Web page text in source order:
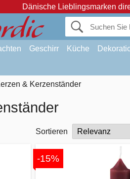
Dänische Lieblingsmarken
Geschirr Küche
& Kerzenständer
Sortieren
-15%